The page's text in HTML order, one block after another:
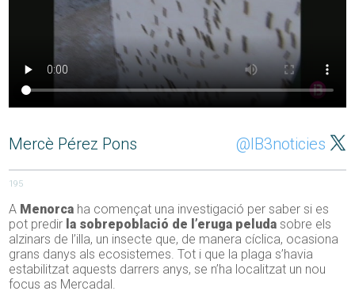
Mercè Pérez Pons @IB3noticies
195
A Menorca ha començat una investigació per saber si es
pot predir la sobrepoblació de l’eruga peluda sobre els
alzinars de l’illa, un insecte que, de manera cíclica, ocasiona
grans danys als ecosistemes. Tot i que la plaga s’havia
estabilitzat aquests darrers anys, se n’ha localitzat un nou
focus as Mercadal.